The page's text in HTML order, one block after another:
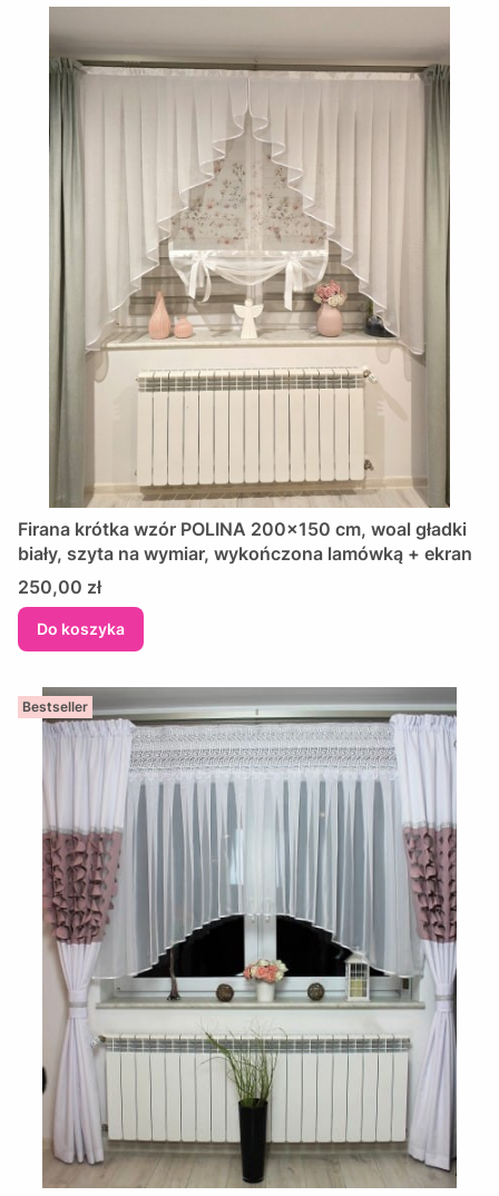
Firana krótka wzór POLINA 200x150 cm, woal gładki
biały, szyta na wymiar, wykończona lamówką + ekran
Cena
250,00 zł
Do koszyka
Bestseller